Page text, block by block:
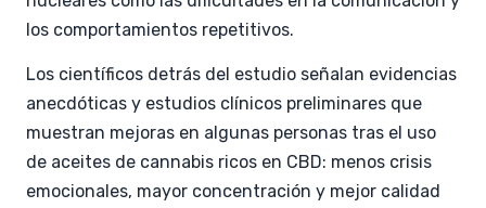
los comportamientos repetitivos.
Los científicos detrás del estudio señalan evidencias
anecdóticas y estudios clínicos preliminares que
muestran mejoras en algunas personas tras el uso
de aceites de cannabis ricos en CBD: menos crisis
emocionales, mayor concentración y mejor calidad